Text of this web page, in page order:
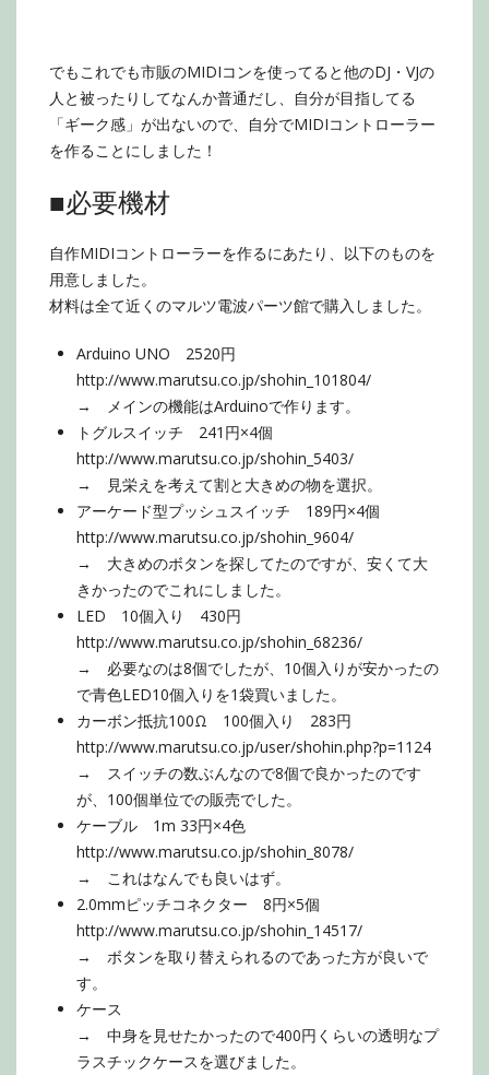
でもこれでも市販のMIDIコンを使ってると他のDJ・VJの
人と被ったりしてなんか普通だし、自分が目指してる
「ギーク感」が出ないので、自分でMIDIコントローラー
を作ることにしました！
■必要機材
自作MIDIコントローラーを作るにあたり、以下のものを
用意しました。
材料は全て近くのマルツ電波パーツ館で購入しました。
Arduino UNO 2520円
http://www.marutsu.co.jp/shohin_101804/
→ メインの機能はArduinoで作ります。
トグルスイッチ 241円×4個
http://www.marutsu.co.jp/shohin_5403/
→ 見栄えを考えて割と大きめの物を選択。
アーケード型プッシュスイッチ 189円×4個
http://www.marutsu.co.jp/shohin_9604/
→ 大きめのボタンを探してたのですが、安くて大
きかったのでこれにしました。
LED 10個入り 430円
http://www.marutsu.co.jp/shohin_68236/
→ 必要なのは8個でしたが、10個入りが安かったの
で青色LED10個入りを1袋買いました。
カーボン抵抗100Ω 100個入り 283円
http://www.marutsu.co.jp/user/shohin.php?p=1124
→ スイッチの数ぶんなので8個で良かったのです
が、100個単位での販売でした。
ケーブル 1m 33円×4色
http://www.marutsu.co.jp/shohin_8078/
→ これはなんでも良いはず。
2.0mmピッチコネクター 8円×5個
http://www.marutsu.co.jp/shohin_14517/
→ ボタンを取り替えられるのであった方が良いで
す。
ケース
→ 中身を見せたかったので400円くらいの透明なプ
ラスチックケースを選びました。